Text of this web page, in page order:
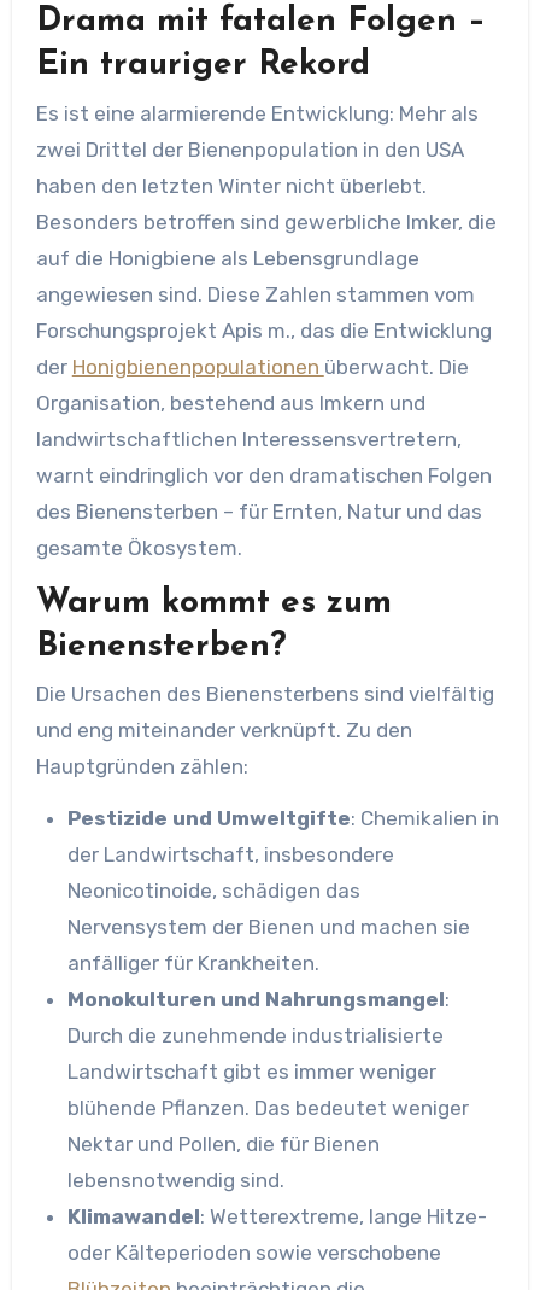
Drama mit fatalen Folgen –
Ein trauriger Rekord
Es ist eine alarmierende Entwicklung: Mehr als
zwei Drittel der Bienenpopulation in den USA
haben den letzten Winter nicht überlebt.
Besonders betroffen sind gewerbliche Imker, die
auf die Honigbiene als Lebensgrundlage
angewiesen sind. Diese Zahlen stammen vom
Forschungsprojekt Apis m., das die Entwicklung
der Honigbienenpopulationen überwacht. Die
Organisation, bestehend aus Imkern und
landwirtschaftlichen Interessensvertretern,
warnt eindringlich vor den dramatischen Folgen
des Bienensterben – für Ernten, Natur und das
gesamte Ökosystem.
Warum kommt es zum
Bienensterben?
Die Ursachen des Bienensterbens sind vielfältig
und eng miteinander verknüpft. Zu den
Hauptgründen zählen:
Pestizide und Umweltgifte: Chemikalien in
der Landwirtschaft, insbesondere
Neonicotinoide, schädigen das
Nervensystem der Bienen und machen sie
anfälliger für Krankheiten.
Monokulturen und Nahrungsmangel:
Durch die zunehmende industrialisierte
Landwirtschaft gibt es immer weniger
blühende Pflanzen. Das bedeutet weniger
Nektar und Pollen, die für Bienen
lebensnotwendig sind.
Klimawandel: Wetterextreme, lange Hitze-
oder Kälteperioden sowie verschobene